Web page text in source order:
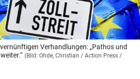
& Co KG 2026
Verhandlungen: „Pathos und
(Bild: Ohde, Christian / Action Press /